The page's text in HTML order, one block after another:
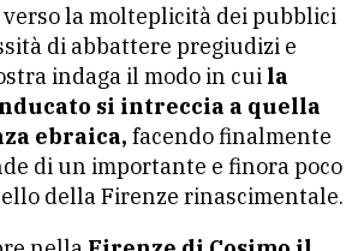
la molteplicità dei pubblici
di abbattere pregiudizi e
indaga il modo in cui la
si intreccia a quella
ebraica, facendo finalmente
di un importante e finora poco
della Firenze rinascimentale.